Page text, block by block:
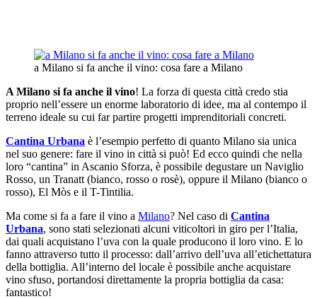
a Milano si fa anche il vino: cosa fare a Milano
A Milano si fa anche il vino! La forza di questa città credo stia
proprio nell’essere un enorme laboratorio di idee, ma al contempo il
terreno ideale su cui far partire progetti imprenditoriali concreti.
Cantina Urbana è l’esempio perfetto di quanto Milano sia unica
nel suo genere: fare il vino in città si può! Ed ecco quindi che nella
loro “cantina” in Ascanio Sforza, è possibile degustare un Naviglio
Rosso, un Tranatt (bianco, rosso o rosè), oppure il Milano (bianco o
rosso), El Mòs e il T-Tintilia.
Ma come si fa a fare il vino a Milano? Nel caso di Cantina
Urbana, sono stati selezionati alcuni viticoltori in giro per l’Italia,
dai quali acquistano l’uva con la quale producono il loro vino. E lo
fanno attraverso tutto il processo: dall’arrivo dell’uva all’etichettatura
della bottiglia. All’interno del locale è possibile anche acquistare
vino sfuso, portandosi direttamente la propria bottiglia da casa:
fantastico!